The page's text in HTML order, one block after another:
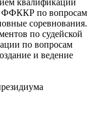
ФФККР по вопросам
соревнования.
по судейской
по вопросам
и ведение